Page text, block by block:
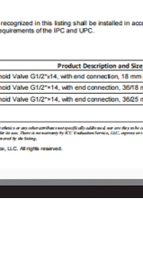
para construir
un área de
Jinlong del
y registró
Co.,
y
importación y